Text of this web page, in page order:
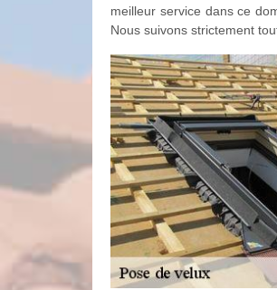
meilleur service dans ce
Nous suivons strictement